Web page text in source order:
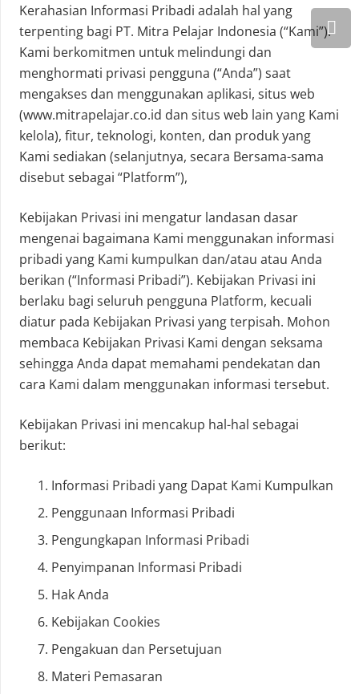
Kerahasian Informasi Pribadi adalah hal yang
terpenting bagi PT. Mitra Pelajar Indonesia (“Kami”).
Kami berkomitmen untuk melindungi dan
menghormati privasi pengguna (“Anda”) saat
mengakses dan menggunakan aplikasi, situs web
(www.mitrapelajar.co.id dan situs web lain yang Kami
kelola), fitur, teknologi, konten, dan produk yang
Kami sediakan (selanjutnya, secara Bersama-sama
disebut sebagai “Platform”),
Kebijakan Privasi ini mengatur landasan dasar
mengenai bagaimana Kami menggunakan informasi
pribadi yang Kami kumpulkan dan/atau atau Anda
berikan (“Informasi Pribadi”). Kebijakan Privasi ini
berlaku bagi seluruh pengguna Platform, kecuali
diatur pada Kebijakan Privasi yang terpisah. Mohon
membaca Kebijakan Privasi Kami dengan seksama
sehingga Anda dapat memahami pendekatan dan
cara Kami dalam menggunakan informasi tersebut.
Kebijakan Privasi ini mencakup hal-hal sebagai
berikut:
Informasi Pribadi yang Dapat Kami Kumpulkan
Penggunaan Informasi Pribadi
Pengungkapan Informasi Pribadi
Penyimpanan Informasi Pribadi
Hak Anda
Kebijakan Cookies
Pengakuan dan Persetujuan
Materi Pemasaran